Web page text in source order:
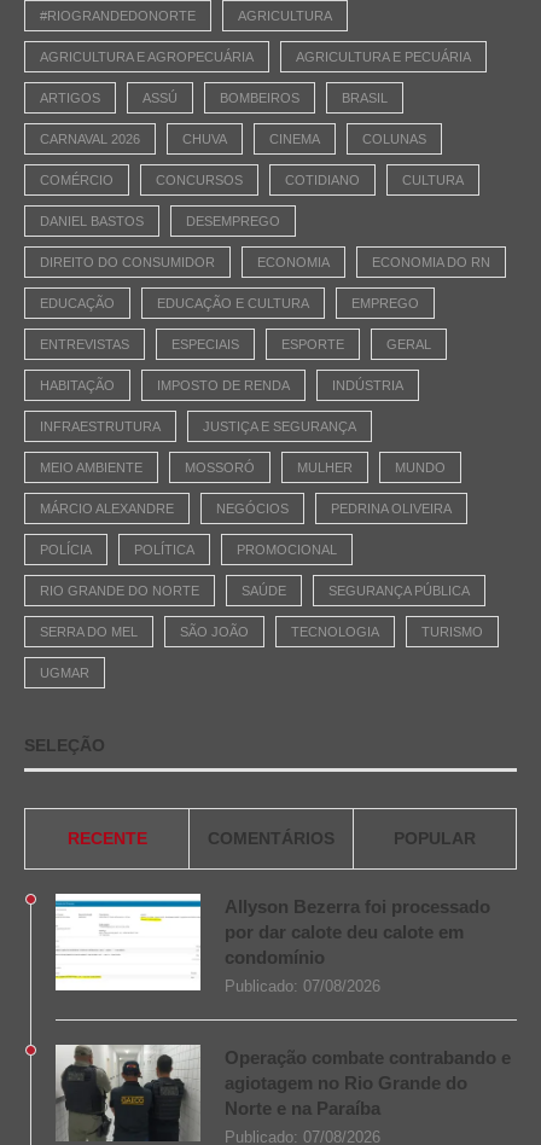
#RIOGRANDEDONORTE AGRICULTURA
AGRICULTURA E AGROPECUÁRIA AGRICULTURA E PECUÁRIA
ARTIGOS ASSÚ BOMBEIROS BRASIL
CARNAVAL 2026 CHUVA CINEMA COLUNAS
COMÉRCIO CONCURSOS COTIDIANO CULTURA
DANIEL BASTOS DESEMPREGO
DIREITO DO CONSUMIDOR ECONOMIA ECONOMIA DO RN
EDUCAÇÃO EDUCAÇÃO E CULTURA EMPREGO
ENTREVISTAS ESPECIAIS ESPORTE GERAL
HABITAÇÃO IMPOSTO DE RENDA INDÚSTRIA
INFRAESTRUTURA JUSTIÇA E SEGURANÇA
MEIO AMBIENTE MOSSORÓ MULHER MUNDO
MÁRCIO ALEXANDRE NEGÓCIOS PEDRINA OLIVEIRA
POLÍCIA POLÍTICA PROMOCIONAL
RIO GRANDE DO NORTE SAÚDE SEGURANÇA PÚBLICA
SERRA DO MEL SÃO JOÃO TECNOLOGIA TURISMO
UGMAR
SELEÇÃO
RECENTE COMENTÁRIOS POPULAR
Allyson Bezerra foi processado
por dar calote deu calote em
condomínio
Publicado: 07/08/2026
Operação combate contrabando e
agiotagem no Rio Grande do
Norte e na Paraíba
Publicado: 07/08/2026